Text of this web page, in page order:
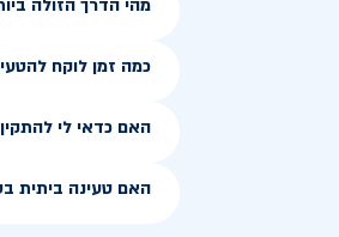
מהי הדרך הזולה
כמה זמן לוקח
האם כדאי לי
האם טעינה ביתית